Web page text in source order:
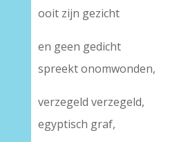
ooit zijn gezicht
en geen gedicht
spreekt onomwonden,
verzegeld verzegeld,
egyptisch graf,